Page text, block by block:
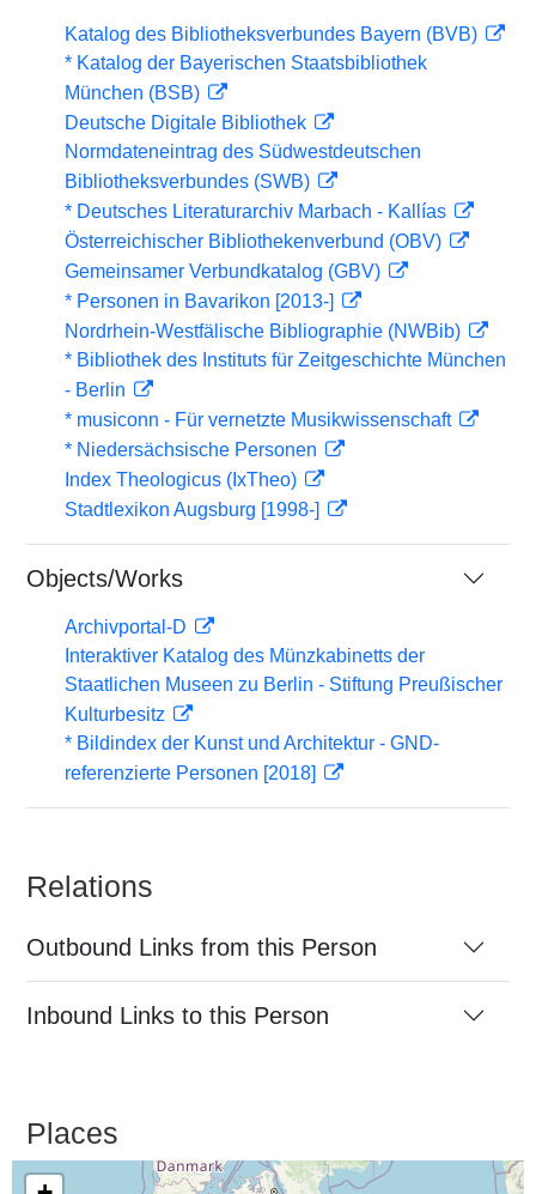
Katalog des Bibliotheksverbundes Bayern (BVB)
* Katalog der Bayerischen Staatsbibliothek
München (BSB)
Deutsche Digitale Bibliothek
Normdateneintrag des Südwestdeutschen
Bibliotheksverbundes (SWB)
* Deutsches Literaturarchiv Marbach - Kallías
Österreichischer Bibliothekenverbund (OBV)
Gemeinsamer Verbundkatalog (GBV)
* Personen in Bavarikon [2013-]
Nordrhein-Westfälische Bibliographie (NWBib)
* Bibliothek des Instituts für Zeitgeschichte München
- Berlin
* musiconn - Für vernetzte Musikwissenschaft
* Niedersächsische Personen
Index Theologicus (IxTheo)
Stadtlexikon Augsburg [1998-]
Objects/Works
Archivportal-D
Interaktiver Katalog des Münzkabinetts der
Staatlichen Museen zu Berlin - Stiftung Preußischer
Kulturbesitz
* Bildindex der Kunst und Architektur - GND-
referenzierte Personen [2018]
Relations
Outbound Links from this Person
Inbound Links to this Person
Places